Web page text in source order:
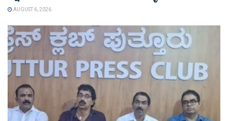
AUGUST 6, 2026